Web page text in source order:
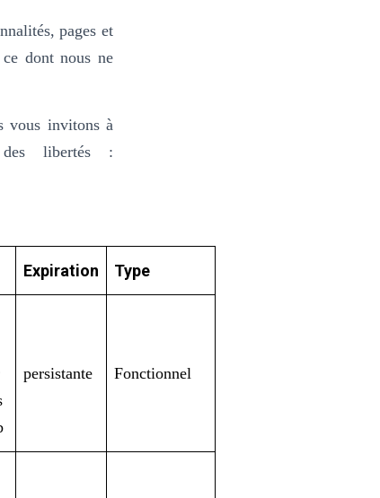
pages et
dont nous ne
vous invitons à
libertés :
Expiration Type
persistante Fonctionnel